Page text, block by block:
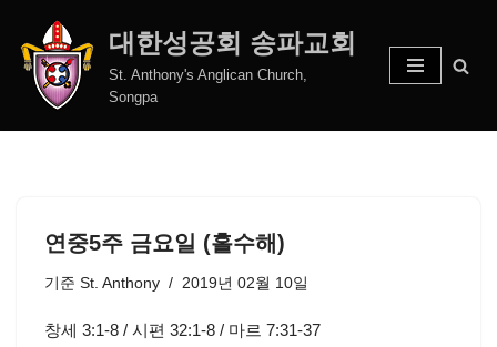
콘
대한성공회 송파교회
St. Anthony's Anglican Church,
Songpa
연중5주 금요일 (홀수해)
기준 St. Anthony 2019년 02월 10일
창세 3:1-8 / 시편 32:1-8 / 마르 7:31-37